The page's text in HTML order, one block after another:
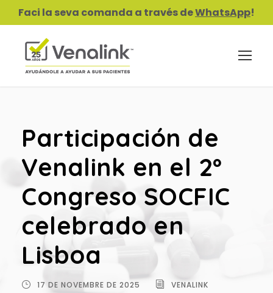
Faci la seva comanda a través deWhatsApp!
Participación de
Venalink en el 2º
Congreso SOCFIC
celebrado en
Lisboa
17 DE NOVEMBRE DE 2025
VENALINK